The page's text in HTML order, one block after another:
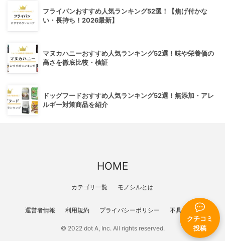
クチコミ
投稿
フライパンおすすめ人気ランキング52選！【焦げ付かな
い・長持ち！2026最新】
マヌカハニーおすすめ人気ランキング52選！味や栄養価の
高さを徹底比較・検証
ドッグフードおすすめ人気ランキング52選！無添加・アレ
ルギー対策商品を紹介
HOME
カテゴリ一覧 モノシルとは
運営者情報 利用規約 プライバシーポリシー 不具合報告
© 2022 dot A, Inc. All rights reserved.